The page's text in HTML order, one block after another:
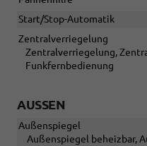
Start/Stop-Automatik
Zentralverriegelung
Zentralverriegelung,
Funkfernbedienung
AUSSEN
Außenspiegel
Außenspiegel beheizbar,